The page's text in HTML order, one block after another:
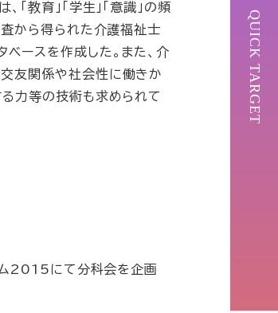
QUICK TARGET
育」「学生」「意識」の頻
から得られた介護福祉士
ースを作成した。また、介
友関係や社会性に働きか
力等の技術も求められて
ム2015にて分科会を企画